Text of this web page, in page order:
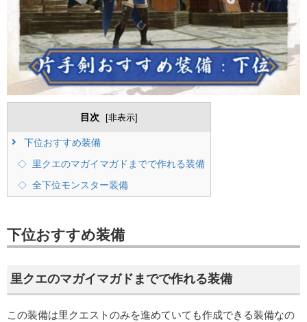
目次 [非表示]
下位おすすめ装備
里クエのマガイマガドまでで作れる装備
全下位モンスター装備
下位おすすめ装備
里クエのマガイマガドまでで作れる装備
この装備は里クエストのみを進めていても作成できる装備なの